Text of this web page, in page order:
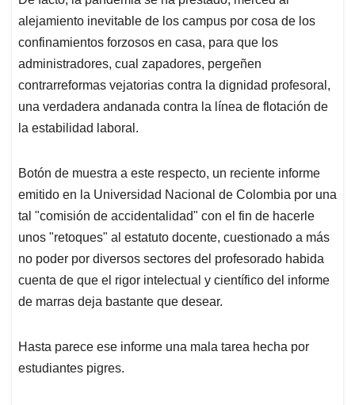
alejamiento inevitable de los campus por cosa de los
confinamientos forzosos en casa, para que los
administradores, cual zapadores, pergeñen
contrarreformas vejatorias contra la dignidad profesoral,
una verdadera andanada contra la línea de flotación de
la estabilidad laboral.
Botón de muestra a este respecto, un reciente informe
emitido en la Universidad Nacional de Colombia por una
tal "comisión de accidentalidad" con el fin de hacerle
unos "retoques" al estatuto docente, cuestionado a más
no poder por diversos sectores del profesorado habida
cuenta de que el rigor intelectual y científico del informe
de marras deja bastante que desear.
Hasta parece ese informe una mala tarea hecha por
estudiantes pigres.